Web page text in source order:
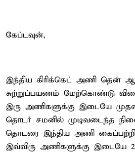
கேப்டவுன்,
இந்திய கிரிக்கெட் அணி தென்
சுற்றுப்பயணம் மேற்கொண்டு
இரு அணிகளுக்கு இடையே
தொடர் சமனில் முடிவடைந்த
தொடரை இந்திய அணி
இவ்விரு அணிகளுக்கு